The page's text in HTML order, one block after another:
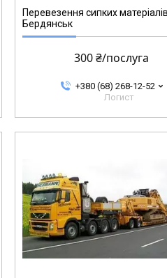
Перевезення сипких
Бердянськ
300 ₴/послуга
+380 (68) 268-12-52
Логист